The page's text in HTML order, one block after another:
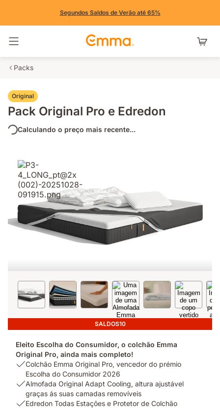
Segundos Saldos de Verão até 65%
Packs
Original
Pack Original Pro e Edredon
Calculando o preço mais recente...
SALDOS10
Eleito Escolha do Consumidor, o colchão Emma
Original Pro, ainda mais completo!
USP
Colchão
Emma
Original
Colchão Emma Original Pro, vencedor do prémio
Escolha do Consumidor 2026
USP
Almofada
Almofada Original Adapt Cooling, altura ajustável
graças ás suas camadas removíveis
USPEdredon Todas Estações e Protetor de Colchão